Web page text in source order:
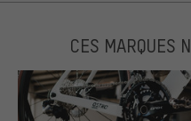
CES MARQUES